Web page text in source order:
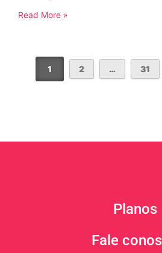
Read More »
1 2 … 31
Planos
Fale